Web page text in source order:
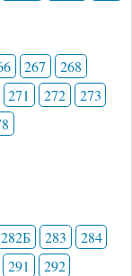
267
268
271 272
273
282Б 283
284
291 292